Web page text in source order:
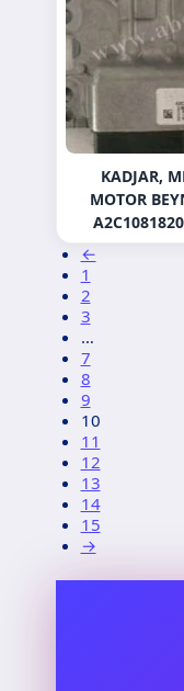
KADJAR,
MOTOR
←
1
2
3
…
7
8
9
10
11
12
13
14
15
→